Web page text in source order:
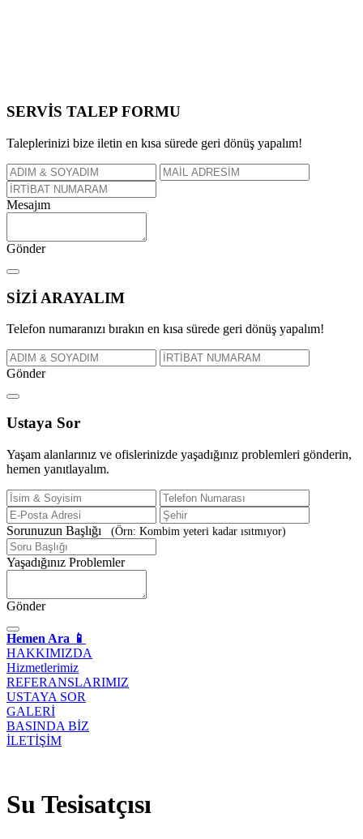
SERVİS TALEP FORMU
Taleplerinizi bize iletin en kısa sürede geri dönüş yapalım!
Mesajım
Gönder
SİZİ ARAYALIM
Telefon numaranızı bırakın en kısa sürede geri dönüş yapalım!
Gönder
Ustaya Sor
Yaşam alanlarınız ve ofislerinizde yaşadığınız problemleri gönderin,
hemen yanıtlayalım.
Sorunuzun Başlığı (Örn: Kombim yeteri kadar ısıtmıyor)
Yaşadığınız Problemler
Gönder
Hemen Ara 📱
HAKKIMIZDA
Hizmetlerimiz
REFERANSLARIMIZ
USTAYA SOR
GALERİ
BASINDA BİZ
İLETİŞİM
Su Tesisatçısı